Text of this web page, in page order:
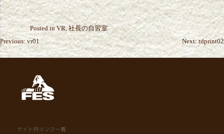
Posted inVR,社長の自習室
投
稿
Previous: vr01 Next: tdprint02
サイト内リンク一覧